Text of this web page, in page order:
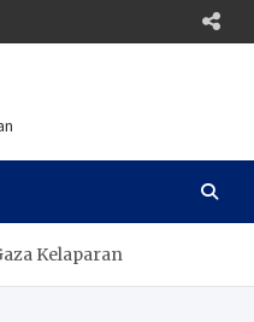
Kelaparan